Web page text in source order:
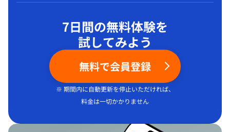
7日間の無料体験を
試してみよう
無料で会員登録
※ 期間内に自動更新を停止いただければ、
料金は一切かかりません